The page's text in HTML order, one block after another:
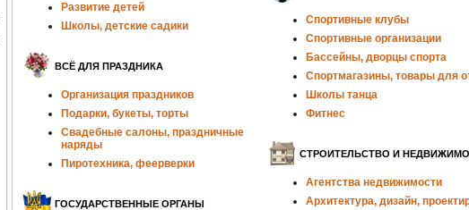
Развитие детей
Школы, детские садики
ВСЁ ДЛЯ ПРАЗДНИКА
Организация праздников
Подарки, букеты, торты
Свадебные салоны, праздничные
наряды
Пиротехника, феерверки
ГОСУДАРСТВЕННЫЕ ОРГАНЫ
Спортивные клубы
Спортивные организации
Бассейны, дворцы спорта
Спортмагазины, товары для
Школы танца
Фитнес
СТРОИТЕЛЬСТВО И
Агентства недвижимости
Архитектура, дизайн,